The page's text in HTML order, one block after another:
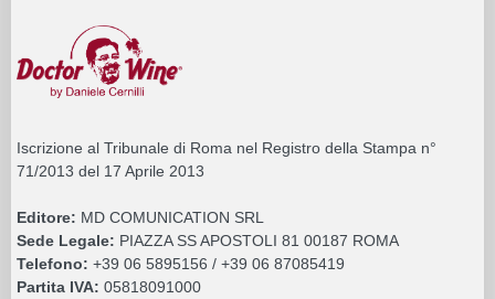
Iscrizione al Tribunale di Roma nel Registro della Stampa n°
71/2013 del 17 Aprile 2013
Editore: MD COMUNICATION SRL
Sede Legale: PIAZZA SS APOSTOLI 81 00187 ROMA
Telefono: +39 06 5895156 / +39 06 87085419
Partita IVA: 05818091000